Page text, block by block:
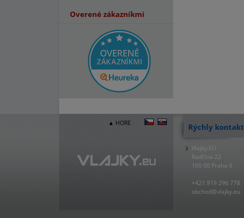
Overené zákazníkmi
▲ HORE Rýchly kontakt
Vlajky.EU
Radčina 22
160 00 Praha 6
+421 919 296 778
obchod@vlajky.eu